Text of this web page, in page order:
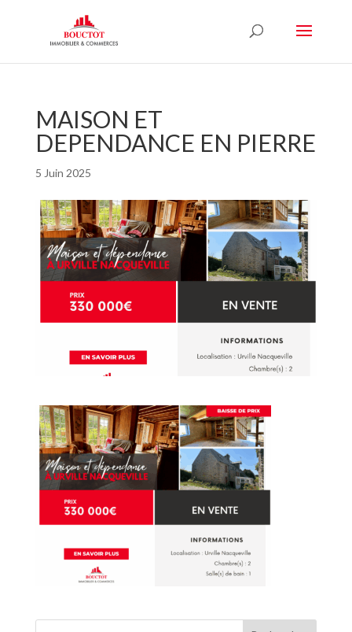
MAISON ET
DEPENDANCE EN PIERRE
5 Juin 2025